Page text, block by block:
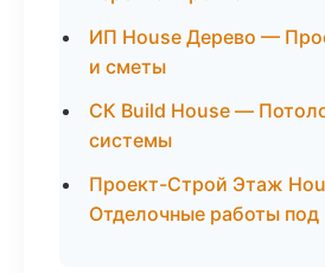
ИП House Дерево —
и сметы
СК Build House —
системы
Проект-Строй Этаж
Отделочные работы